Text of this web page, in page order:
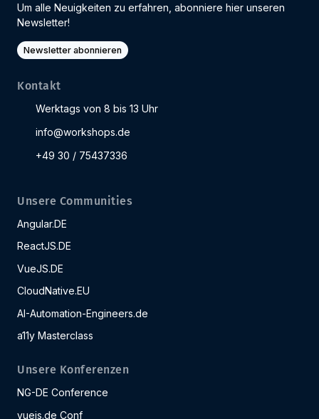
Um alle Neuigkeiten zu erfahren, abonniere hier unseren
Newsletter!
Newsletter abonnieren
Kontakt
Werktags von 8 bis 13 Uhr
info@workshops.de
+49 30 / 75437336
Unsere Communities
Angular.DE
ReactJS.DE
VueJS.DE
CloudNative.EU
AI-Automation-Engineers.de
a11y Masterclass
Unsere Konferenzen
NG-DE Conference
vuejs.de Conf